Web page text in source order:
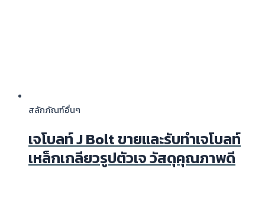
สลักภัณฑ์อื่นๆ
เจโบลท์ J Bolt ขายและรับทำเจโบลท์
เหล็กเกลียวรูปตัวเจ วัสดุคุณภาพดี